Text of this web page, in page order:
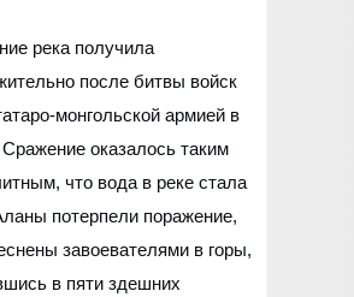
река получила
после битвы войск
монгольской армией в
Сражение оказалось таким
что вода в реке стала
потерпели поражение,
завоевателями в горы,
в пяти здешних